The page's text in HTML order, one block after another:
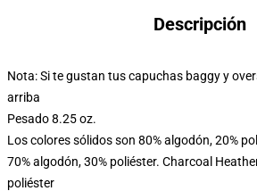
Descripción
Nota: Si te gustan tus capuchas baggy y
arriba
Pesado 8.25 oz.
Los colores sólidos son 80% algodón, 20%
70% algodón, 30% poliéster. Charcoal
poliéster